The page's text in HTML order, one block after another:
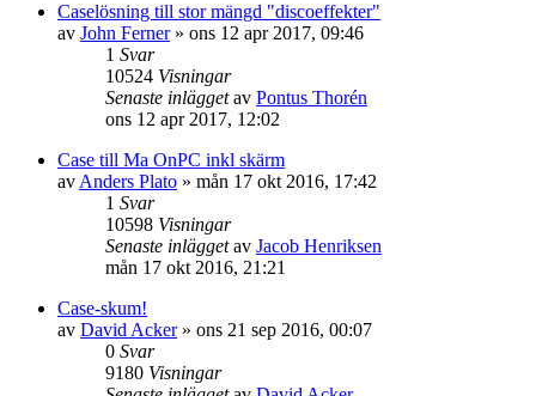
Caselösning till stor mängd "discoeffekter"
av John Ferner» ons 12 apr 2017, 09:46
1 Svar
10524 Visningar
Senaste inläggetav Pontus Thorén
ons 12 apr 2017, 12:02
Case till Ma OnPC inkl skärm
av Anders Plato » mån 17 okt 2016, 17:42
1 Svar
10598 Visningar
Senaste inläggetav Jacob Henriksen
mån 17 okt 2016, 21:21
Case-skum!
av David Acker» ons 21 sep 2016, 00:07
0 Svar
9180 Visningar